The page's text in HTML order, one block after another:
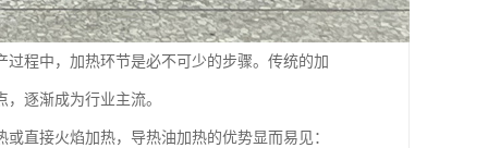
程中，加热环节是必不可少的步骤。传统的加
逐渐成为行业主流。
直接火焰加热，导热油加热的优势显而易见：